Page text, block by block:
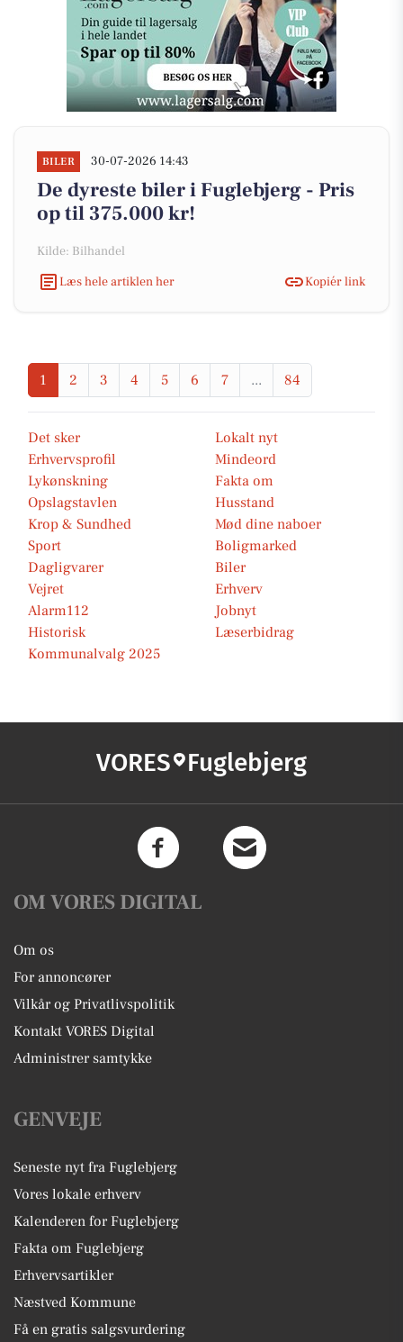
BILER 30-07-2026 14:43
De dyreste biler i Fuglebjerg - Pris
op til 375.000 kr!
Kilde: Bilhandel
Læs hele artiklen her
Kopiér link
1 2 3 4 5 6 7 ... 84
Det sker
Lokalt nyt
Erhvervsprofil
Mindeord
Lykønskning
Fakta om
Opslagstavlen
Husstand
Krop & Sundhed
Mød dine naboer
Sport
Boligmarked
Dagligvarer
Biler
Vejret
Erhverv
Alarm112
Jobnyt
Historisk
Læserbidrag
Kommunalvalg 2025
VORES Fuglebjerg
OM VORES DIGITAL
Om os
For annoncører
Vilkår og Privatlivspolitik
Kontakt VORES Digital
Administrer samtykke
GENVEJE
Seneste nyt fra Fuglebjerg
Vores lokale erhverv
Kalenderen for Fuglebjerg
Fakta om Fuglebjerg
Erhvervsartikler
Næstved Kommune
Få en gratis salgsvurdering